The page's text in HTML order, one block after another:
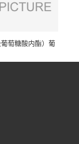
葡萄糖酸内酯）葡